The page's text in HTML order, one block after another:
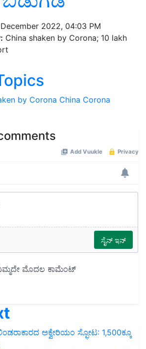
2022, 04:03 PM
China shaken by Corona; 10 lakh
by Corona China Corona